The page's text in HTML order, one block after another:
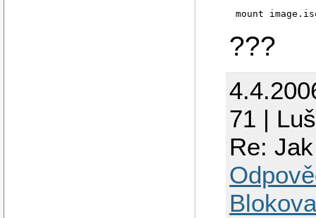
mount
???
71 |
Re: